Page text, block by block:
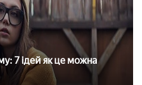
7 ідей як це можна